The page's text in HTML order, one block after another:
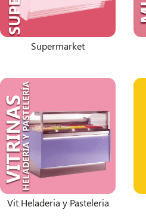
Supermarket
Vit Heladeria y Pasteleria